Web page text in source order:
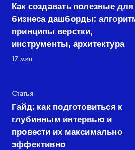
Как создавать полезные для
бизнеса дашборды:
принципы верстки,
инструменты, архитектура
17 мин
Категория
Статья
Гайд: как подготовиться к
глубинным интервью и
провести их максимально
эффективно